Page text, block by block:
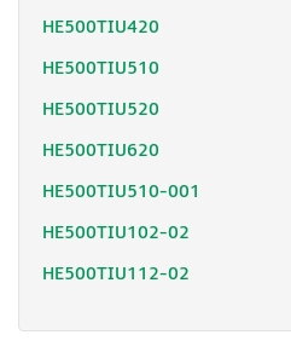
HE500TIU420
HE500TIU510
HE500TIU520
HE500TIU620
HE500TIU510-001
HE500TIU102-02
HE500TIU112-02